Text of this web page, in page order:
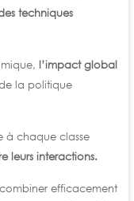
techniques
l’impact global
la politique
à chaque classe
leurs interactions.
efficacement